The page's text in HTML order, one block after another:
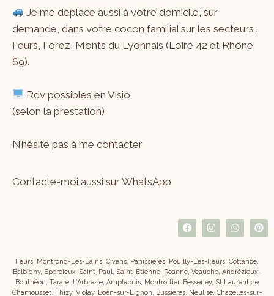
Je me déplace aussi à votre domicile, sur
demande, dans votre cocon familial sur les secteurs :
Feurs, Forez, Monts du Lyonnais (Loire 42 et Rhône
69).
Rdv possibles en Visio
(selon la prestation)
N’hésite pas à me contacter
Contacte-moi aussi sur WhatsApp
Feurs, Montrond-Les-Bains, Civens, Panissières, Pouilly-Lès-Feurs, Cottance,
Balbigny, Epercieux-Saint-Paul, Saint-Etienne, Roanne, Veauche, Andrézieux-
Bouthéon, Tarare, L’Arbresle, Amplepuis, Montrottier, Besseney, St Laurent de
Chamousset, Thizy, Violay, Boën-sur-Lignon, Bussières, Neulise, Chazelles-sur-